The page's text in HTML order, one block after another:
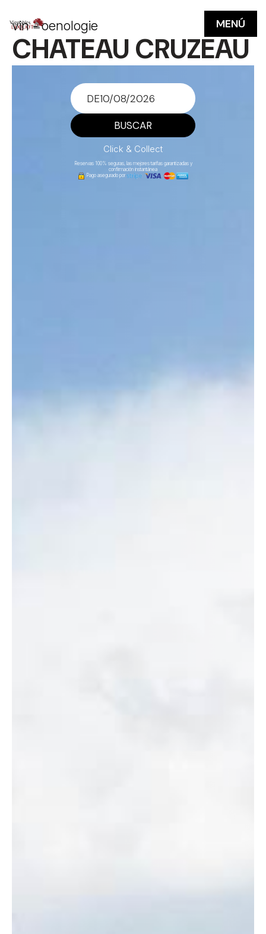
MENÚ
vin - oenologie
CHATEAU CRUZEAU
DE
BUSCAR
Click & Collect
Reservas 100% seguras, las mejores tarifas garantizadas y
confirmación instantánea
Pago asegurado por